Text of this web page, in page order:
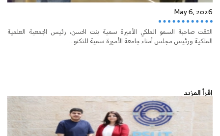
May 6, 2026
التقت صاحبة السمو الملكي الأميرة سمية بنت الحسن، رئيس الجمعية العلمية
الملكية ورئيس مجلس أمناء جامعة الأميرة سمية للتكنو...
إقرأ المزيد